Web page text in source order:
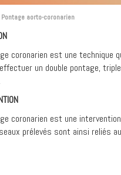
Pontage aorto-coronarien
coronarien est une technique
un double pontage,
coronarien est une
prélevés sont ainsi reliés